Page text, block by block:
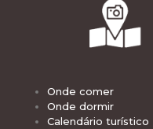
Onde comer
Onde dormir
Calendário turístico